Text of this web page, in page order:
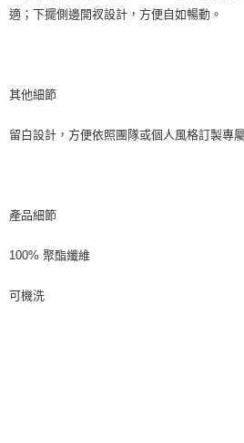
適；下擺側邊開衩設計，方便自如暢動。
其他細節
留白設計，方便依照團隊或個人風格訂製專
產品細節
100% 聚酯纖維
可機洗